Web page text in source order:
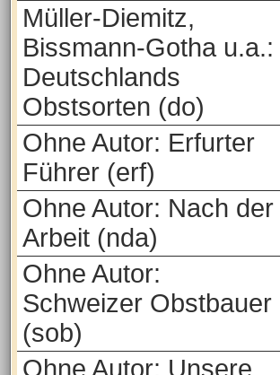
Müller-Diemitz,
Bissmann-Gotha u.a.:
Deutschlands
Obstsorten (do)
Ohne Autor: Erfurter
Führer (erf)
Ohne Autor: Nach der
Arbeit (nda)
Ohne Autor:
Schweizer Obstbauer
(sob)
Ohne Autor: Unsere